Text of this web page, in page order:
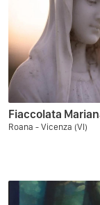
Fiaccolata
Roana - Vicenza (VI)